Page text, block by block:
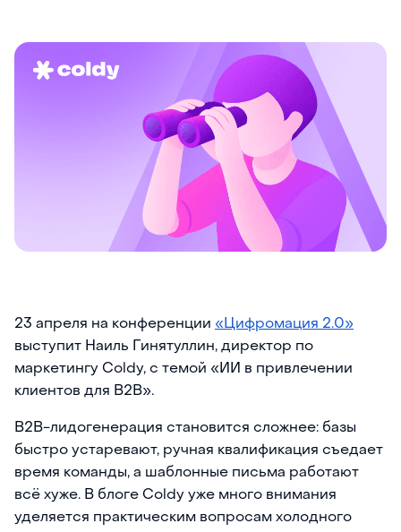
23 апреля на конференции «Цифромация 2.0»
выступит Наиль Гинятуллин, директор по
маркетингу Coldy, с темой «ИИ в привлечении
клиентов для B2B».
B2B-лидогенерация становится сложнее: базы
быстро устаревают, ручная квалификация съедает
время команды, а шаблонные письма работают
всё хуже. В блоге Coldy уже много внимания
уделяется практическим вопросам холодного